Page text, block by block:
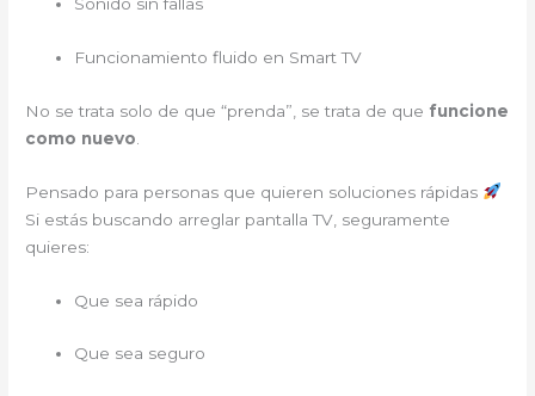
Funcionamiento fluido en Smart TV
No se trata solo de que “prenda”, se trata de que funcione
como nuevo
Pensado para personas que quieren soluciones rápidas
Si estás buscando arreglar pantalla TV, seguramente
quieres:
Que sea rápido
Que sea seguro